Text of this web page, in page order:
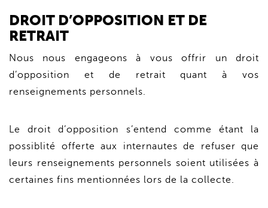
DROIT D’OPPOSITION ET DE
RETRAIT
Nous nous engageons à vous offrir un droit
d’opposition et de retrait quant à vos
renseignements personnels.
Le droit d’opposition s’entend comme étant la
possiblité offerte aux internautes de refuser que
leurs renseignements personnels soient utilisées à
certaines fins mentionnées lors de la collecte.